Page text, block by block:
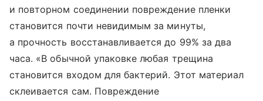
и повторном соединении повреждение пленки
становится почти невидимым за минуты,
а прочность восстанавливается до 99% за два
часа. «В обычной упаковке любая трещина
становится входом для бактерий. Этот материал
склеивается сам. Повреждение